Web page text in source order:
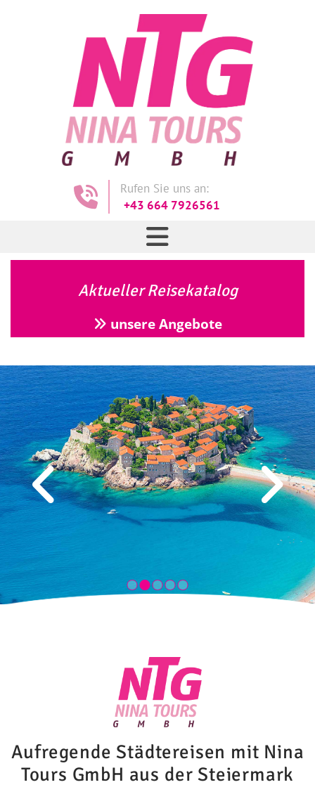

Rufen Sie uns an:
+43 664 7926561
Aktueller Reisekatalog
 unsere Angebote
Aufregende Städtereisen mit Nina
Tours GmbH aus der Steiermark